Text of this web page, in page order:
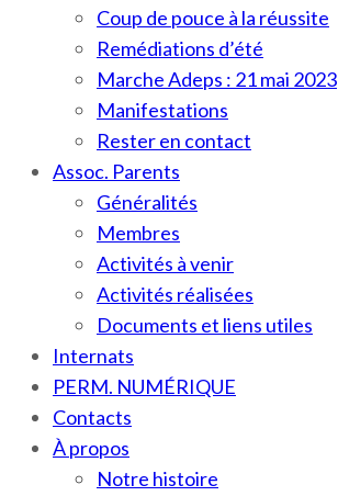
Coup de pouce à la réussite
Remédiations d’été
Marche Adeps : 21 mai 2023
Manifestations
Rester en contact
Assoc. Parents
Généralités
Membres
Activités à venir
Activités réalisées
Documents et liens utiles
Internats
PERM. NUMÉRIQUE
Contacts
À propos
Notre histoire